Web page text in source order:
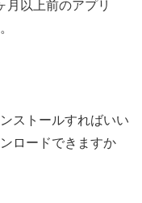
月以上前のアプリ
ストールすればいい
ロードできますか